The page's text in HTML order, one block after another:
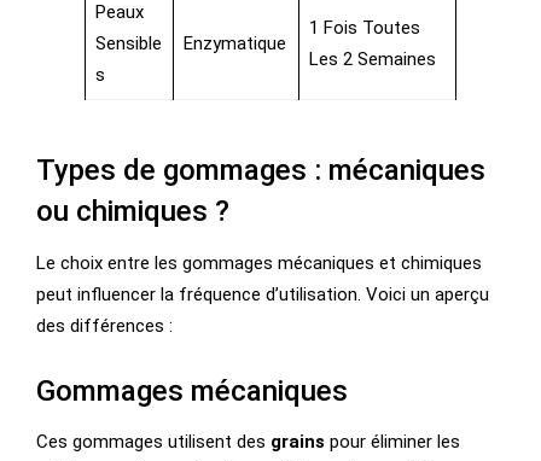
Peaux
Sensible
S
Enzymatique
1 Fois Toutes
Les 2 Semaines
Types de gommages : mécaniques
ou chimiques ?
Le choix entre les gommages mécaniques et chimiques
peut influencer la fréquence d’utilisation. Voici un aperçu
des différences :
Gommages mécaniques
Ces gommages utilisent des grains pour éliminer les